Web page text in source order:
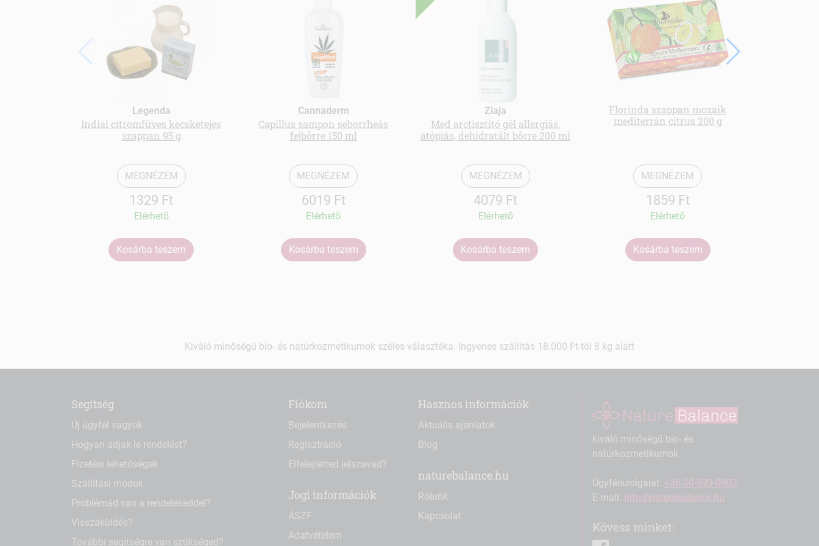
Legenda
Indiai citromfüves kecsketejes
szappan 95 g
MEGNÉZEM
1329 Ft
Elérhetõ
Kosárba teszem
Cannaderm
Capillus sampon seborrheás
fejbőrre 150 ml
MEGNÉZEM
6019 Ft
Elérhetõ
Kosárba teszem
Ziaja
Med arctisztító gél allergiás,
atópiás, dehidratált bőrre 200 ml
MEGNÉZEM
4079 Ft
Elérhetõ
Kosárba teszem
Florinda szappan mozaik
mediterrán citrus 200 g
MEGNÉZEM
1859 Ft
Elérhetõ
Kosárba teszem
Kiváló minőségű bio- és natúrkozmetikumok széles választéka. Ingyenes szállítás 18.000 Ft-tól 8 kg alatt
Segítség
Új ügyfél vagyok
Hogyan adjak le rendelést?
Fizetési lehetőségek
Szállítási módok
Problémád van a rendeléseddel?
Visszaküldés?
További segítségre van szükséged?
Fiókom
Bejelentkezés
Regisztráció
Elfelejtetted jelszavad?
Jogi információk
ÁSZF
Adatvételem
Hasznos információk
Aktuális ajánlatok
Blog
naturebalance.hu
Rólunk
Kapcsolat
kiváló minőségű bio- és
natúrkozmetikumok
Ügyfélszolgálat: +36-20-593-0902
E-mail: info@naturebalance.hu
Kövess minket: